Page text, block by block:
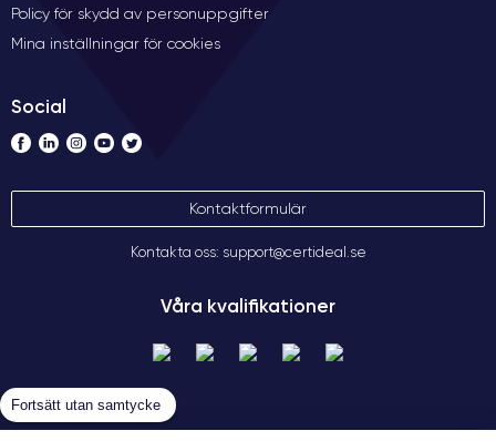
Policy för skydd av personuppgifter
Mina inställningar för cookies
Social
Kontaktformulär
Kontakta oss: support@certideal.se
Våra kvalifikationer
Fortsätt utan samtycke